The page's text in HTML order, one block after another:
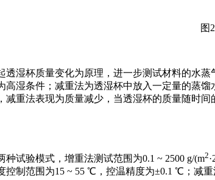
图
透湿杯质量变化为原理，进一步测试材料的水
高湿条件；减重法为透湿杯中放入一定量的蒸
减重法表现为质量减少，当透湿杯的质量随时
试验模式，增重法测试范围为0.1 ~ 2500 g/(m2
控制范围为15 ~ 55 ℃，控温精度为±0.1 ℃；减